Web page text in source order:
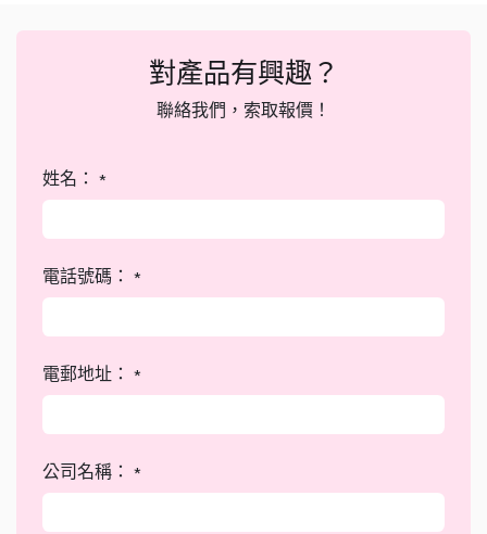
對產品有興趣？
聯絡我們，索取報價！
姓名： *
電話號碼： *
電郵地址： *
公司名稱： *